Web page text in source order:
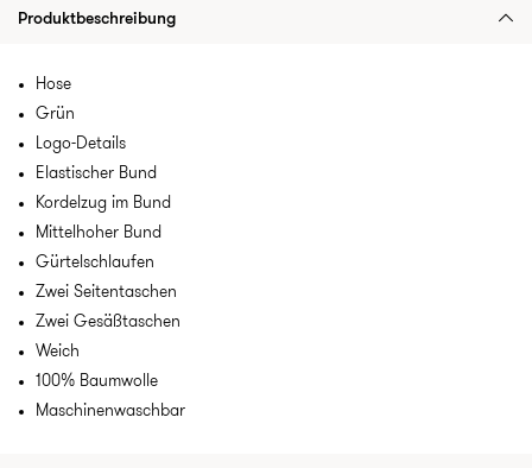
Produktbeschreibung
Hose
Grün
Logo-Details
Elastischer Bund
Kordelzug im Bund
Mittelhoher Bund
Gürtelschlaufen
Zwei Seitentaschen
Zwei Gesäßtaschen
Weich
100% Baumwolle
Maschinenwaschbar